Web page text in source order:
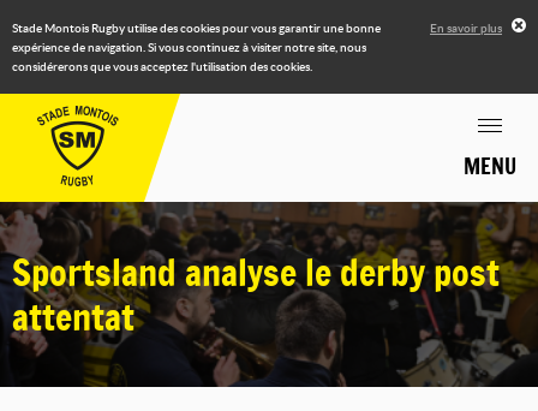
Stade Montois Rugby utilise des cookies pour vous garantir une bonne
expérience de navigation. Si vous continuez à visiter notre site, nous
considérerons que vous acceptez l'utilisation des cookies.
En savoir plus
MENU
Sportsland analyse le derby post
attentat